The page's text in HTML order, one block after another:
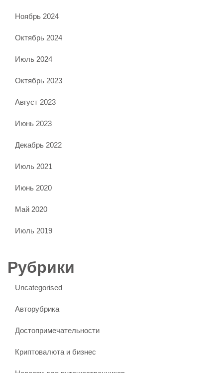
Ноябрь 2024
Октябрь 2024
Июль 2024
Октябрь 2023
Август 2023
Июнь 2023
Декабрь 2022
Июль 2021
Июнь 2020
Май 2020
Июль 2019
Рубрики
Uncategorised
Авторубрика
Достопримечательности
Криптовалюта и бизнес